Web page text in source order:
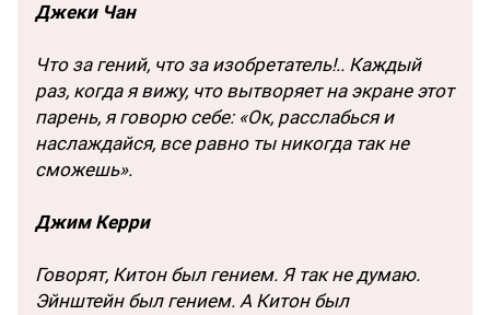
Джеки Чан
Что за гений, что за изобретатель!.. Каждый
раз, когда я вижу, что вытворяет на экране этот
парень, я говорю себе: «Ок, расслабься и
наслаждайся, все равно ты никогда так не
сможешь».
Джим Керри
Говорят, Китон был гением. Я так не думаю.
Эйнштейн был гением. А Китон был